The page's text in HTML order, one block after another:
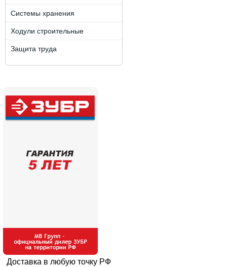
Системы хранения
Ходули строительные
Защита труда
Доставка в любую точку РФ